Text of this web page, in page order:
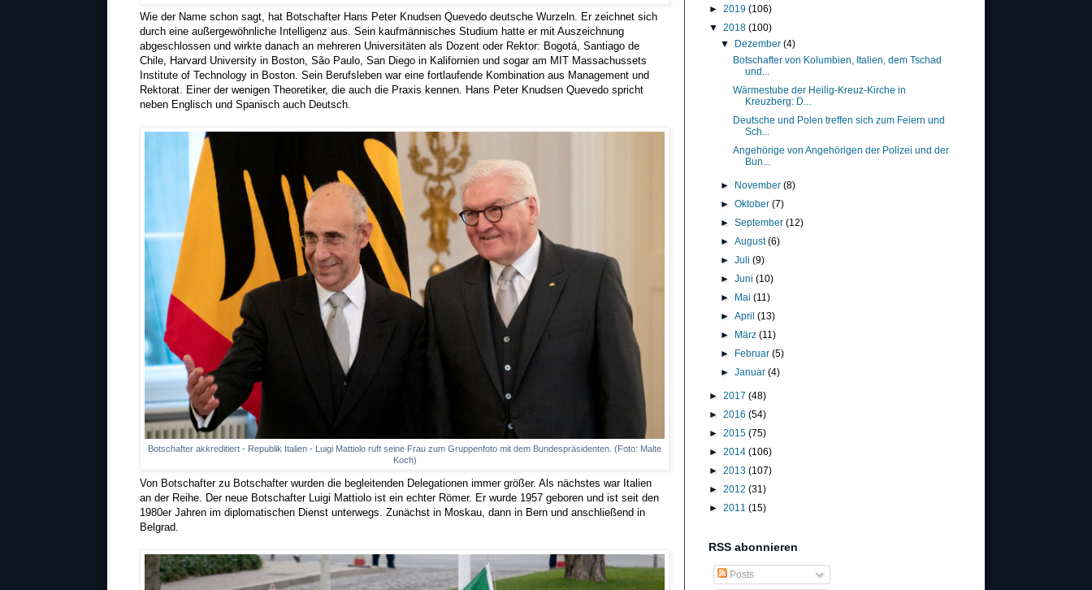
Wie der Name schon sagt, hat Botschafter Hans Peter Knudsen Quevedo deutsche Wurzeln. Er zeichnet sich
durch eine außergewöhnliche Intelligenz aus. Sein kaufmännisches Studium hatte er mit Auszeichnung
abgeschlossen und wirkte danach an mehreren Universitäten als Dozent oder Rektor: Bogotá, Santiago de
Chile, Harvard University in Boston, São Paulo, San Diego in Kalifornien und sogar am MIT Massachussets
Institute of Technology in Boston. Sein Berufsleben war eine fortlaufende Kombination aus Management und
Rektorat. Einer der wenigen Theoretiker, die auch die Praxis kennen. Hans Peter Knudsen Quevedo spricht
neben Englisch und Spanisch auch Deutsch.
Botschafter akkreditiert - Republik Italien - Luigi Mattiolo ruft seine Frau zum Gruppenfoto mit dem Bundespräsidenten. (Foto: Malte
Koch)
Von Botschafter zu Botschafter wurden die begleitenden Delegationen immer größer. Als nächstes war Italien
an der Reihe. Der neue Botschafter Luigi Mattiolo ist ein echter Römer. Er wurde 1957 geboren und ist seit den
1980er Jahren im diplomatischen Dienst unterwegs. Zunächst in Moskau, dann in Bern und anschließend in
Belgrad.
► 2019 (106)
▼ 2018 (100)
▼ Dezember(4)
Botschafter von Kolumbien, Italien, dem Tschad
und...
Wärmestube der Heilig-Kreuz-Kirche in
Kreuzberg: D...
Deutsche und Polen treffen sich zum Feiern und
Sch...
Angehörige von Angehörigen der Polizei und der
Bun...
► November(8)
►Oktober(7)
►September(12)
►August(6)
►Juli(9)
►Juni(10)
► Mai(11)
►April(13)
► März(11)
► Februar(5)
►Januar(4)
► 2017 (48)
► 2016 (54)
► 2015 (75)
► 2014 (106)
► 2013 (107)
► 2012 (31)
► 2011 (15)
RSS abonnieren
Posts